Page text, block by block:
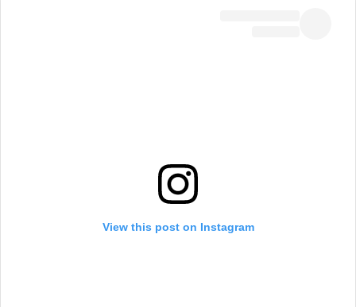
View this post on Instagram